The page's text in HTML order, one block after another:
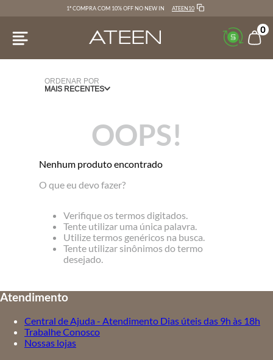
1ª COMPRA COM 10% OFF NO NEW IN ATEEN10
0
ORDENAR POR
MAIS RECENTES
OOPS!
Nenhum produto encontrado
O que eu devo fazer?
Verifique os termos digitados.
Tente utilizar uma única palavra.
Utilize termos genéricos na busca.
Tente utilizar sinônimos do termo
desejado.
Atendimento
Central de Ajuda - Atendimento Dias úteis das 9h às 18h
Trabalhe Conosco
Nossas lojas